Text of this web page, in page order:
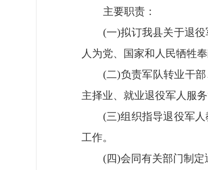
主要职责：
(一)拟订我县关于退
人为党、国家和人民牺牲
(二)负责军队转业干
主择业、就业退役军人服务
(三)组织指导退役军
工作。
(四)会同有关部门制定